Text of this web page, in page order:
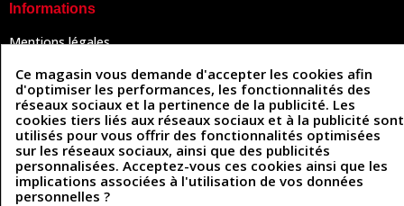
Informations
Mentions légales
Politique de confidentialité
Politique des cookies
Contactez-nous
Coordonnées
493 Chemin de Catougnac
Ce magasin vous demande d'accepter les cookies afin
d'optimiser les performances, les fonctionnalités des
réseaux sociaux et la pertinence de la publicité. Les
cookies tiers liés aux réseaux sociaux et à la publicité sont
utilisés pour vous offrir des fonctionnalités optimisées
sur les réseaux sociaux, ainsi que des publicités
personnalisées. Acceptez-vous ces cookies ainsi que les
implications associées à l'utilisation de vos données
personnelles ?